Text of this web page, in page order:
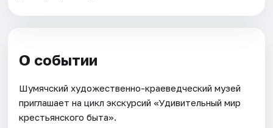
О событии
Шумячский художественно-краеведческий музей
приглашает на цикл экскурсий «Удивительный мир
крестьянского быта».